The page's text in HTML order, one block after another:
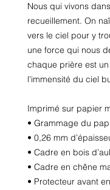
Nous qui vivons
recueillement. On
vers le ciel pour y
une force qui nous
chaque prière est
l'immensité du ciel
Imprimé sur papier
• Grammage du
• 0,26 mm
• Cadre en bois
• Cadre en chêne
• Protecteur avant